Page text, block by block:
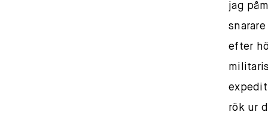
jag
efter
rök ur